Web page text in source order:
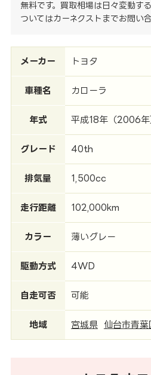
無料です。買取相場は日々変動す
ついてはカーネクストまでお問い
メーカー トヨタ
車種名 カローラ
年式 平成18年（2006年
グレード 40th
排気量 1,500cc
走行距離 102,000km
カラー 薄いグレー
駆動方式 4WD
自走可否 可能
地域 宮城県 仙台市青葉